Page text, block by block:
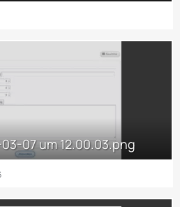
07 um 12.00.03.png